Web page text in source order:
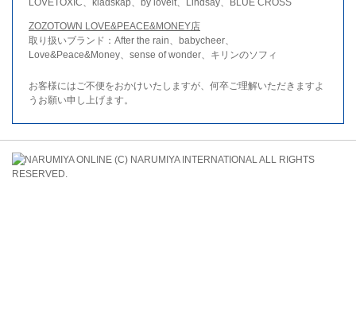
ZOZOTOWN LOVE&PEACE&MONEY店
取り扱いブランド：After the rain、babycheer、
Love&Peace&Money、sense of wonder、キリンのソフィ
お客様にはご不便をおかけいたしますが、何卒ご理解いただきますよ
うお願い申し上げます。